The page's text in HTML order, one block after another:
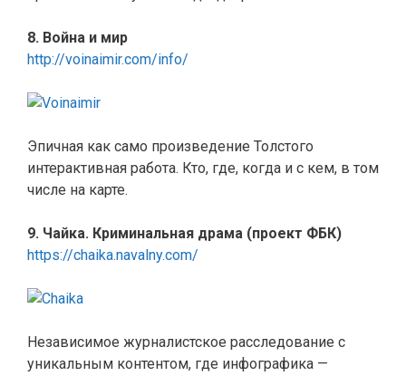
8. Война и мир
http://voinaimir.com/info/
Эпичная как само произведение Толстого
интерактивная работа. Кто, где, когда и с кем, в том
числе на карте.
9. Чайка. Криминальная драма (проект ФБК)
https://chaika.navalny.com/
Независимое журналистское расследование с
уникальным контентом, где инфографика —